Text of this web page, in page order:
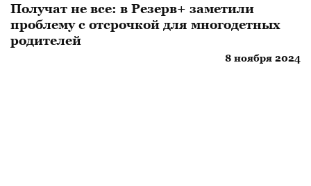
Получат не все: в Резерв+ заметили
проблему с отсрочкой для многодетных
родителей
8 ноября 2024